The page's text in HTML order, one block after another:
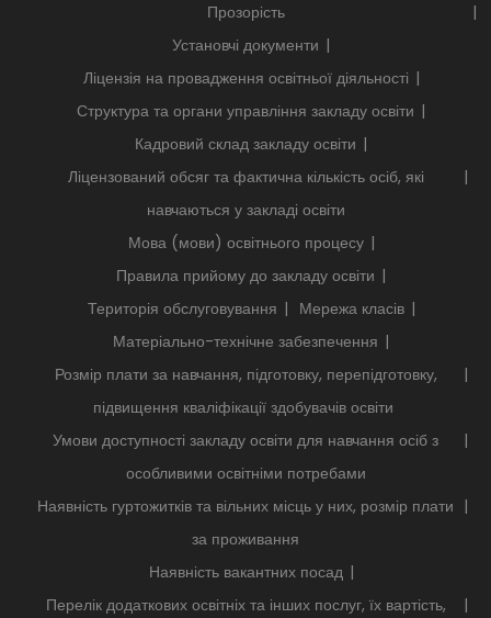
Прозорість
Установчі документи
Ліцензія на провадження освітньої діяльності
Структура та органи управління закладу освіти
Кадровий склад закладу освіти
Ліцензований обсяг та фактична кількість осіб, які
навчаються у закладі освіти
Мова (мови) освітнього процесу
Правила прийому до закладу освіти
Територія обслуговування
Мережа класів
Матеріально-технічне забезпечення
Розмір плати за навчання, підготовку, перепідготовку,
підвищення кваліфікації здобувачів освіти
Умови доступності закладу освіти для навчання осіб з
особливими освітніми потребами
Наявність гуртожитків та вільних місць у них, розмір плати
за проживання
Наявність вакантних посад
Перелік додаткових освітніх та інших послуг, їх вартість,